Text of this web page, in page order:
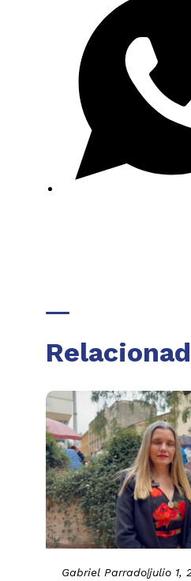
Gabriel Parrado|julio 1,